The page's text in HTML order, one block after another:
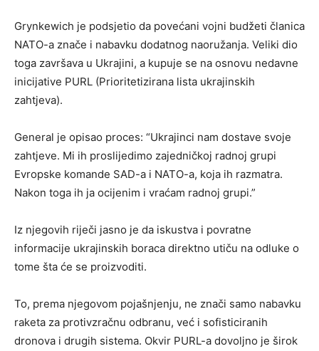
Grynkewich je podsjetio da povećani vojni budžeti članica
NATO-a znače i nabavku dodatnog naoružanja. Veliki dio
toga završava u Ukrajini, a kupuje se na osnovu nedavne
inicijative PURL (Prioritetizirana lista ukrajinskih
zahtjeva).
General je opisao proces: “Ukrajinci nam dostave svoje
zahtjeve. Mi ih proslijedimo zajedničkoj radnoj grupi
Evropske komande SAD-a i NATO-a, koja ih razmatra.
Nakon toga ih ja ocijenim i vraćam radnoj grupi.”
Iz njegovih riječi jasno je da iskustva i povratne
informacije ukrajinskih boraca direktno utiču na odluke o
tome šta će se proizvoditi.
To, prema njegovom pojašnjenju, ne znači samo nabavku
raketa za protivzračnu odbranu, već i sofisticiranih
dronova i drugih sistema. Okvir PURL-a dovoljno je širok